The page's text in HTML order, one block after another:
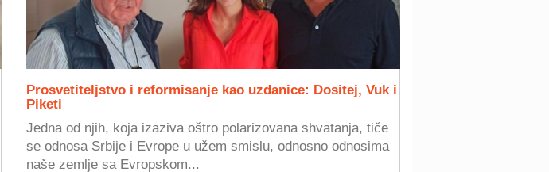
Prosvetiteljstvo i reformisanje kao uzdanice: Dositej, Vuk i
Piketi
Jedna od njih, koja izaziva oštro polarizovana shvatanja, tiče
se odnosa Srbije i Evrope u užem smislu, odnosno odnosima
naše zemlje sa Evropskom...